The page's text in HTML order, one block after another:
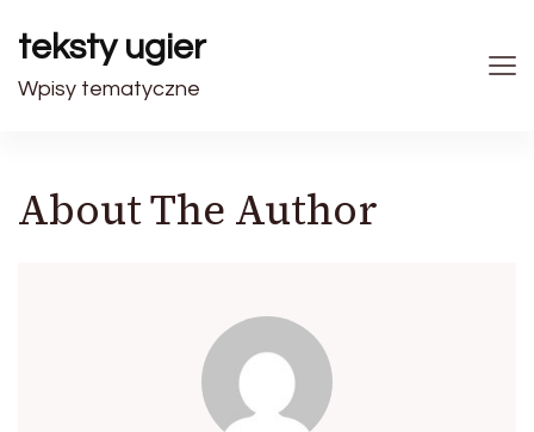
teksty ugier
Wpisy tematyczne
About The Author